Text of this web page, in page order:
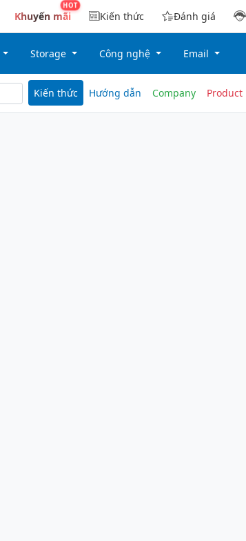
Khuyến mãi Kiến thức Đánh giá
Storage Công nghệ Email
Kiến thức Hướng dẫn Company Product